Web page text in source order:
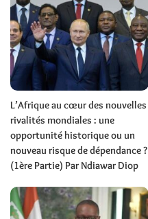
L’Afrique au cœur des nouvelles
rivalités mondiales : une
opportunité historique ou un
nouveau risque de dépendance ?
(1ère Partie) Par Ndiawar Diop